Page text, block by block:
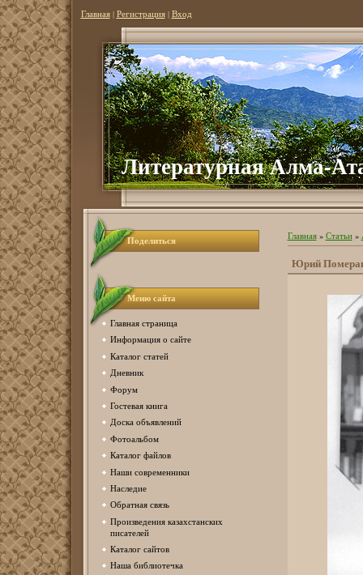
Главная| Регистрация| Вход
Литературная Алма-
Поделиться
Меню сайта
Главная страница
Информация о сайте
Каталог статей
Дневник
Форум
Гостевая книга
Доска объявлений
Фотоальбом
Каталог файлов
Наши современники
Наследие
Обратная связь
Произведения казахстанских
писателей
Каталог сайтов
Наша библиотечка
Главная» Статьи»
Юрий